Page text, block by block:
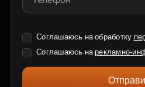
Соглашаюсь на обработку
Соглашаюсь нарекламно-